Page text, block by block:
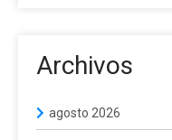
Archivos
agosto 2026